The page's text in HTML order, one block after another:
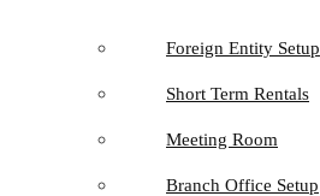
Foreign Entity Setup
Short Term Rentals
Meeting Room
Branch Office Setup